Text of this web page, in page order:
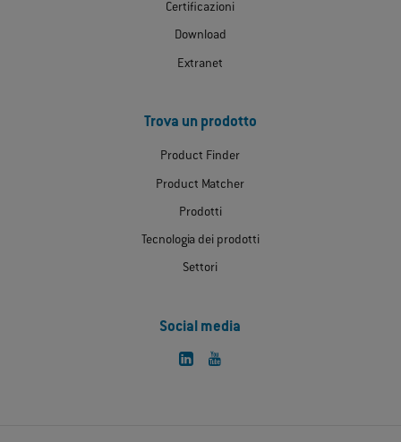
Certificazioni
Download
Extranet
Trova un prodotto
Product Finder
Product Matcher
Prodotti
Tecnologia dei prodotti
Settori
Social media